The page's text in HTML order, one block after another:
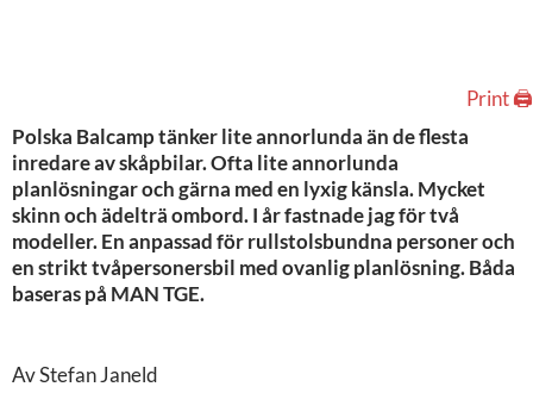
Print 🖨
Polska Balcamp tänker lite annorlunda än de flesta
inredare av skåpbilar. Ofta lite annorlunda
planlösningar och gärna med en lyxig känsla. Mycket
skinn och ädelträ ombord. I år fastnade jag för två
modeller. En anpassad för rullstolsbundna personer och
en strikt tvåpersonersbil med ovanlig planlösning. Båda
baseras på MAN TGE.
Av Stefan Janeld